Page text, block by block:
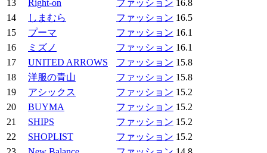
13
Right-on ファッション 16.8
14
しまむら ファッション 16.5
15
プーマ ファッション 16.1
16
ミズノ ファッション 16.1
17
UNITED ARROWS ファッション 15.8
18
洋服の青山 ファッション 15.8
19
アシックス ファッション 15.2
20
BUYMA ファッション 15.2
21
SHIPS ファッション 15.2
22
SHOPLIST ファッション 15.2